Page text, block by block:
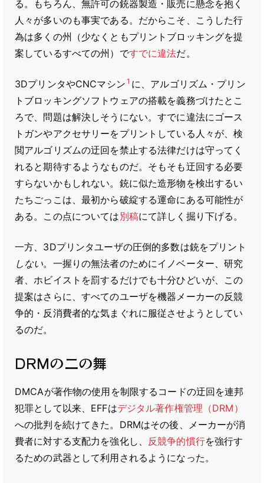
る。もちろん、無許可の銃器製造・販売に懸念を抱く
人々が多いのも事実である。だからこそ、こうした行
為は多くの州（少なくともプリントブロッキングを提
案しているすべての州）ですでに違法だ。
3DプリンタやCNCマシン 1 に、アルゴリズム・プリン
トブロッキングソフトウェアの搭載を義務づけたとこ
ろで、問題は解決しそうにない。すでに違法にゴース
トガンやアクセサリーをプリントしている人々が、検
閲アルゴリズムの迂回を禁止する法律だけは守ってく
れると期待するようなものだ。そもそも迂回する必要
すらないかもしれない。銃に似た造形物を検出するい
たちごっこは、最初から破綻する運命にある可能性が
ある。この点については 別稿にて詳しく掘り下げる。
一方、3Dプリンタユーザの圧倒的多数は銃をプリント
しない。一握りの無法者のためにイノベーター、研究
者、ホビイストを罰するだけでも十分ひどいが、この
提案はさらに、すべてのユーザを機器メーカーの反競
争的・反消費者的な気まぐれに服従させようとしてい
るのだ。
DRMの二の舞
DMCAが著作物の使用を制限するコードの迂回を連邦
犯罪として以来、EFFはデジタル著作権管理（DRM）
への批判を続けてきた。DRMはその後、メーカーが消
費者に対する支配力を強化し、
反競争的慣行を強行す
るための武器として利用されるようになった。